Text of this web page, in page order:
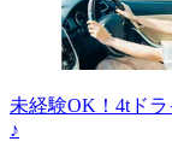
未経験OK！4tド
♪